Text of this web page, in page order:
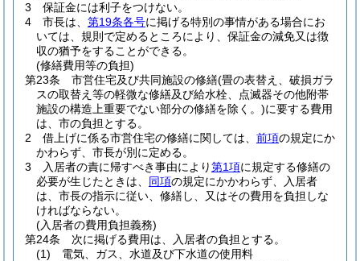
3
保証金には利子をつけない。
4
市長は、 第19条各号に掲げる特別の事情がある場合にお
いては、規則で定めるところにより、保証金の減免又は徴
収の猶予をすることができる。
(修繕費用等の負担)
第23条
市営住宅及び共同施設の修繕(畳の表替え、破損ガラ
スの取替え等の軽微な修繕及び給水栓、点滅器その他附帯
施設の構造上重要でない部分の修繕を除く。)に要する費用
は、市の負担とする。
2
借上げに係る市営住宅の修繕に関しては、 前項の規定にか
かわらず、市長が別に定める。
3
入居者の責に帰すべき事由により第1項に規定する修繕の
必要が生じたときは、 同項の規定にかかわらず、入居者
は、市長の指示に従い、修繕し、又はその費用を負担しな
ければならない。
(入居者の費用負担義務)
第24条
次に掲げる費用は、入居者の負担とする。
(1)
電気、ガス、水道及び下水道の使用料